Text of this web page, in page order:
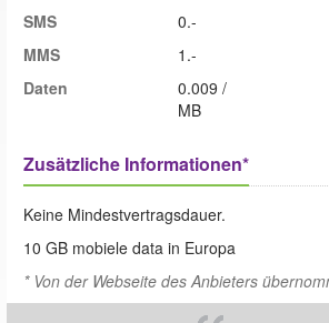
SMS
0.-
MMS
1.-
Daten
0.009 /
MB
Zusätzliche Informationen*
Keine Mindestvertragsdauer.
10 GB mobiele data in Europa
* Von der Webseite des Anbieters